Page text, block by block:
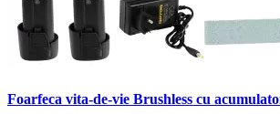
Foarfeca vita-de-vie Brushless cu